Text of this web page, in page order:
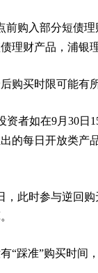
购入部分短债
理财产品，浦银
购买时限可能有
者如在9月30日
的每日开放类产
此时参与逆回
踩准”购买时间